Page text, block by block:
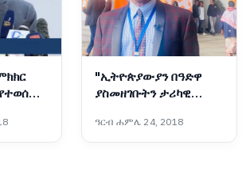
"ኢትዮጵያውያን በዓድዋ
ያስመዘገቡትን ታሪካዊ
ምክክሩ ሊደግሙት ይገባል"፦
ተመካካሪዎች
ዓርብ ሐምሌ 24, 2018